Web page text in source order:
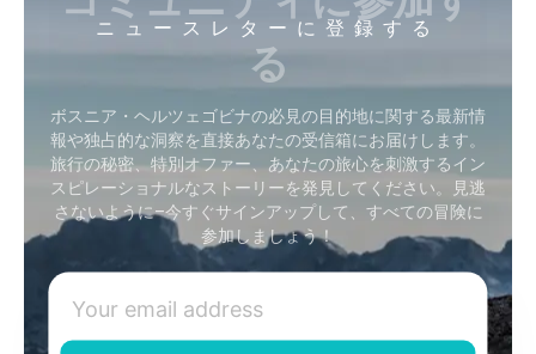
ニュースレターに登録する
る
ボスニア・ヘルツェゴビナの必見の目的地に関する最新情
報や独占的な洞察を直接あなたの受信箱にお届けします。
旅行の秘密、特別オファー、あなたの旅心を刺激するイン
スピレーショナルなストーリーを発見してください。見逃
さないように–今すぐサインアップして、すべての冒険に
参加しましょう！